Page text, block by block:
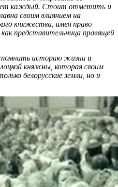
каждый. Стоит отметить и
своим влиянием на
княжества, имея право
как представительница правящей
историю жизни и
княжны, которая своим
белорусские земли, но и